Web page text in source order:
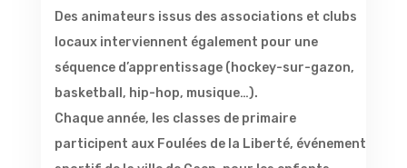
Des animateurs issus des associations et clubs
locaux interviennent également pour une
séquence d’apprentissage (hockey-sur-gazon,
basketball, hip-hop, musique…).
Chaque année, les classes de primaire
participent aux Foulées de la Liberté, événement